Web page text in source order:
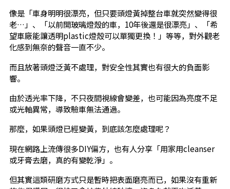
像是「車身明明很漂亮，但只要頭燈黃掉整台車就突然變得很
老…」、「以前開玻璃燈殼的車，10年後還是很漂亮」、「希
望車廠能讓透明plastic燈殼可以單獨更換！」等等，對外觀老
化感到無奈的聲音一直不少。
而且放著頭燈泛黃不處理，對安全性其實也有很大的負面影
響。
由於透光率下降，不只夜間視線會變差，也可能因為亮度不足
或光軸異常，導致驗車無法通過。
那麼，如果頭燈已經變黃，到底該怎麼處理呢？
現在網路上流傳很多DIY偏方，也有人分享「用家用cleanser
或牙膏去磨，真的有變乾淨」。
但其實這類研磨方式只是暫時把表面磨亮而已，如果沒有重新